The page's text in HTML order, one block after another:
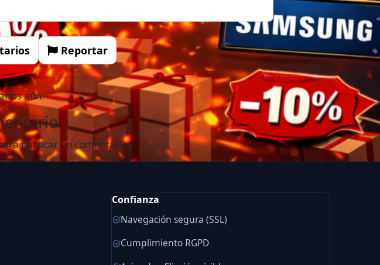
Reportar
aún.
publicar un comentario.
Confianza
Navegación segura (SSL)
Cumplimiento RGPD